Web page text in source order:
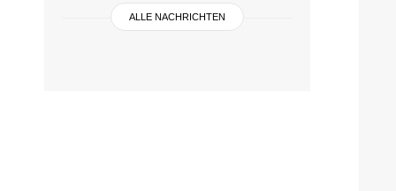
ALLE NACHRICHTEN